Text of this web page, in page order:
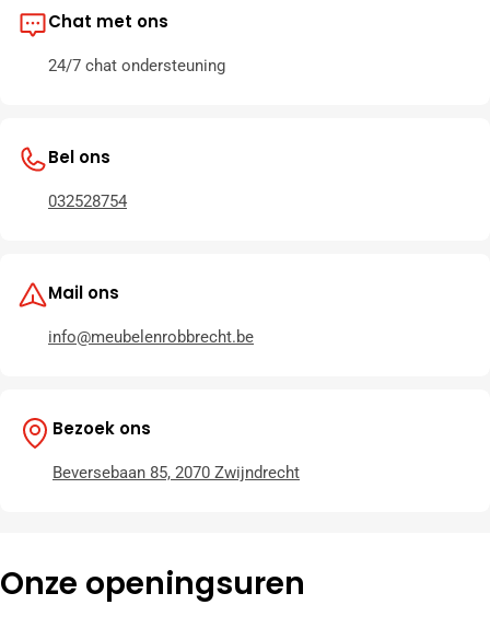
Chat met ons
24/7 chat ondersteuning
Bel ons
032528754
Mail ons
info@meubelenrobbrecht.be
Bezoek ons
Beversebaan 85, 2070 Zwijndrecht
Onze openingsuren